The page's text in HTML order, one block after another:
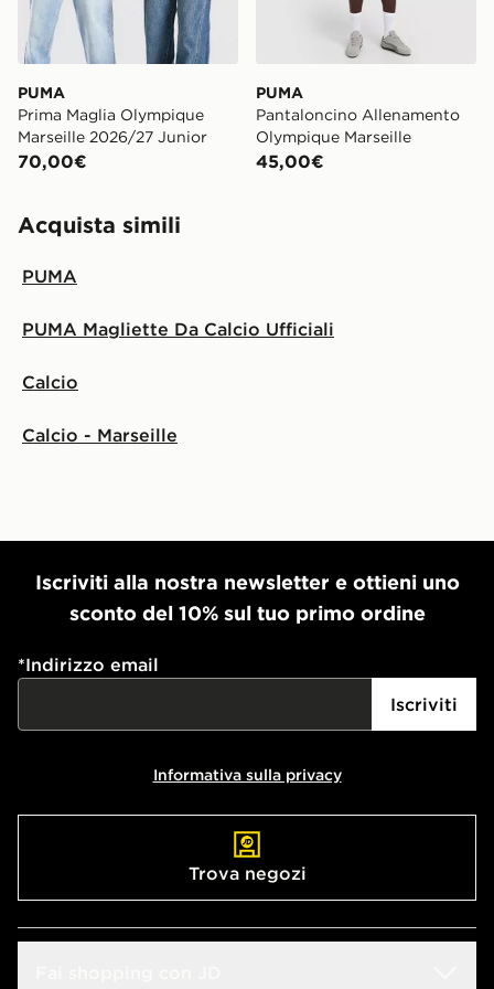
PUMA
Prima Maglia Olympique
Marseille 2026/27 Junior
70,00€
PUMA
Pantaloncino Allenamento
Olympique Marseille
45,00€
Acquista simili
PUMA
PUMA Magliette Da Calcio Ufficiali
Calcio
Calcio - Marseille
Iscriviti alla nostra newsletter e ottieni uno
sconto del 10% sul tuo primo ordine
*Indirizzo email
Iscriviti
Informativa sulla privacy
Trova negozi